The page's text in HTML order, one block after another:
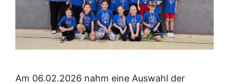
Am 06.02.2026 nahm eine Auswahl der